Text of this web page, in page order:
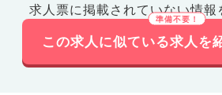
求人票に掲載されていない情報
この求人に似ている求人を